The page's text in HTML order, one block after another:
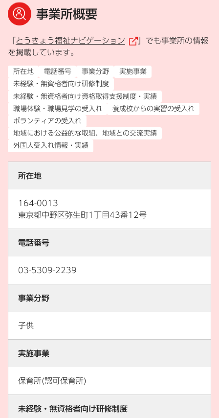
事業所概要
とうきょう福祉ナビゲーション （外部リンク）
」でも事業所の情報
を掲載しています。
所在地 電話番号 事業分野
実施事業
未経験・無資格者向け研修制度
未経験・無資格者向け資格取得支援制度・実績
職場体験・職場見学の受入れ
養成校からの実習の受入れ
ボランティアの受入れ
地域における公益的な取組、地域との交流実績
外国人受入れ情報・実績
所在地
164-0013
東京都中野区弥生町1丁目43番12号
電話番号
03-5309-2239
事業分野
子供
実施事業
保育所(認可保育所)
未経験・無資格者向け研修制度